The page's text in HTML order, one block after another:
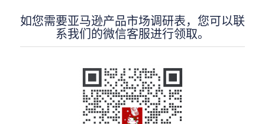
如您需要亚马逊产品市场调研表，您可以联
系我们的微信客服进行领取。